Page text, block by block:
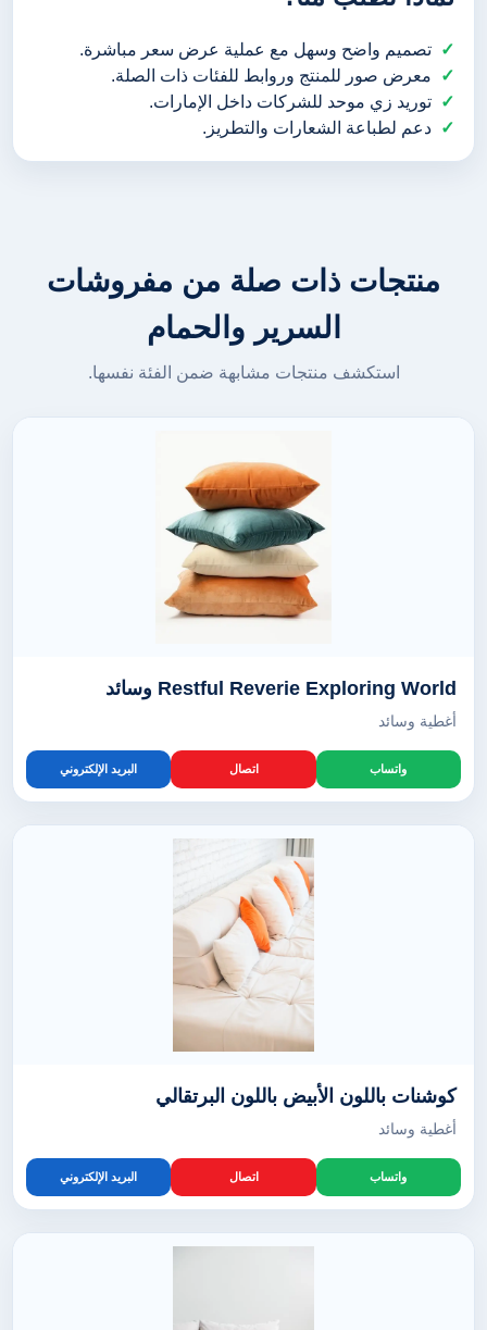
تصميم واضح وسهل مع عملية عرض سعر مباشرة.
معرض صور للمنتج وروابط للفئات ذات الصلة.
توريد زي موحد للشركات داخل الإمارات.
دعم لطباعة الشعارات والتطريز.
منتجات ذات صلة من مفروشات
السرير والحمام
استكشف منتجات مشابهة ضمن الفئة نفسها.
Restful Reverie Exploring World وسائد
أغطية وسائد
واتساب اتصال البريد الإلكتروني
كوشنات باللون الأبيض باللون البرتقالي
أغطية وسائد
واتساب اتصال البريد الإلكتروني